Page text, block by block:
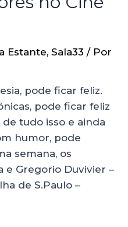
Estante, Sala33 / Por
pode ficar feliz.
pode ficar feliz
tudo isso e ainda
humor, pode
semana, os
e Gregorio Duvivier –
de S.Paulo –